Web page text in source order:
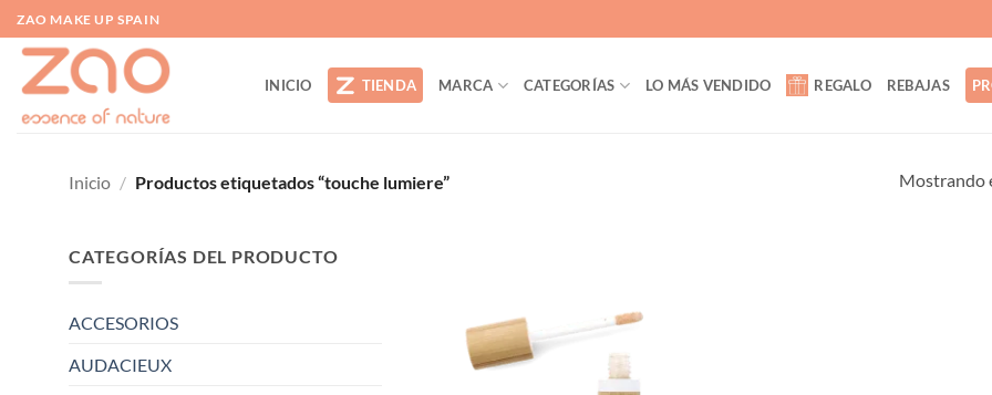
Saltar
al
contenido
ZAO MAKE UP SPAIN
INICIO TIENDA MARCA CATEGORÍAS LO MÁS VENDIDO REGALO REBAJAS
Inicio / Productos etiquetados “touche lumiere” Mostrando
CATEGORÍAS DEL PRODUCTO
ACCESORIOS
AUDACIEUX